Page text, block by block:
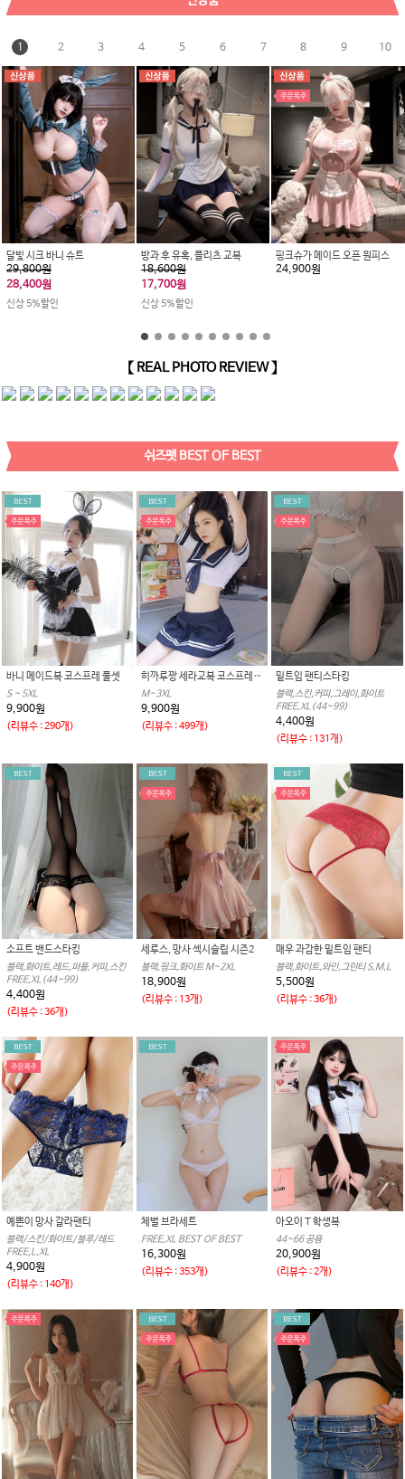
1 2 3 4 5 6 7 8 9 10
달빛 시크 바니 슈트
29,800원
28,400원
신상 5%할인
방과 후 유혹, 플리츠 교복
18,600원
17,700원
신상 5%할인
핑크슈가 메이드 오픈 원피스
24,900원
【 REAL PHOTO REVIEW 】
쉬즈펫 BEST OF BEST
바니 메이드복 코스프레 풀셋
S ~ 5XL
9,900원
(리뷰수 : 290개)
히까루짱 세라교복 코스프레 BEST
M~3XL
9,900원
(리뷰수 : 499개)
밑트임 팬티스타킹
블랙,스킨,커피,그레이,화이트
FREE,XL(44~99)
4,400원
(리뷰수 : 131개)
소프트 밴드스타킹
블랙,화이트,레드,퍼플,커피,스킨
FREE,XL(44~99)
4,400원
(리뷰수 : 36개)
세루스, 망사 섹시슬립 시즌2
블랙,핑크,화이트 M~2XL
18,900원
(리뷰수 : 13개)
매우 과감한 밑트임 팬티
블랙,화이트,와인,그린티 S,M,L
5,500원
(리뷰수 : 36개)
예쁜이 망사 갈라팬티
블랙/스킨/화이트/블루/레드
FREE,L,XL
4,900원
(리뷰수 : 140개)
체벌 브라세트
FREE,XL BEST OF BEST
16,300원
(리뷰수 : 353개)
아오이 T 학생복
44~66 공용
20,900원
(리뷰수 : 2개)